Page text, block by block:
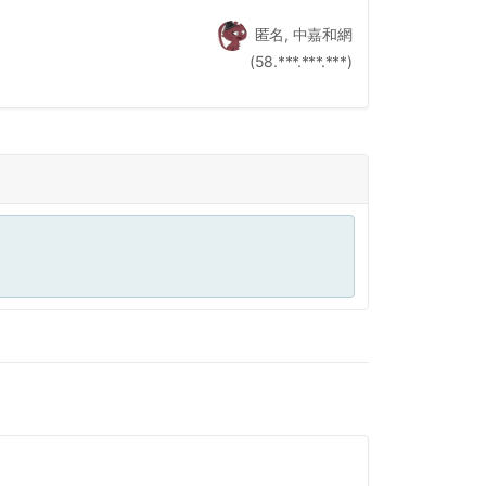
匿名, 中嘉和網
(58.***.***.***)